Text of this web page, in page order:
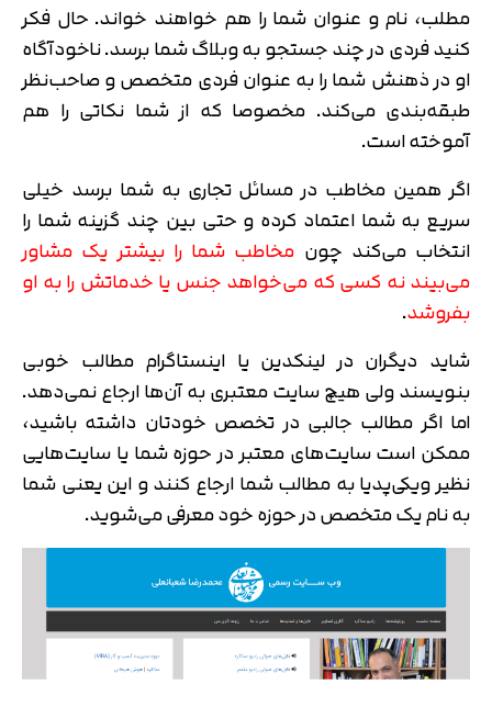
مطلب، نام و عنوان شما را هم خواهند خواند. حال فکر
کنید فردی در چند جستجو به وبلاگ شما برسد. ناخودآگاه
او در ذهنش شما را به عنوان فردی متخصص و صاحب‌نظر
طبقه‌بندی می‌کند. مخصوصا که از شما نکاتی را هم
آموخته است.
اگر همین مخاطب در مسائل تجاری به شما برسد خیلی
سریع به شما اعتماد کرده و حتی بین چند گزینه شما را
انتخاب می‌کند چون مخاطب شما را بیشتر یک مشاور
می‌بیند نه کسی که می‌خواهد جنس یا خدماتش را به او
بفروشد.
شاید دیگران در لینکدین یا اینستاگرام مطالب خوبی
بنویسند ولی هیچ سایت معتبری به آن‌ها ارجاع نمی‌دهد.
اما اگر مطالب جالبی در تخصص خودتان داشته باشید،
ممکن است سایت‌های معتبر در حوزه شما یا سایت‌هایی
نظیر ویکی‌پدیا به مطالب شما ارجاع کنند و این یعنی شما
به نام یک متخصص در حوزه خود معرفی می‌شوید.